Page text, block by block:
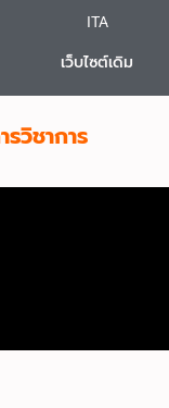
ITA
เว็บไซต์เดิม
วิชาการ